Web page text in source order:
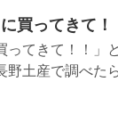
買ってきて！
てきて！！」
土産で調べた